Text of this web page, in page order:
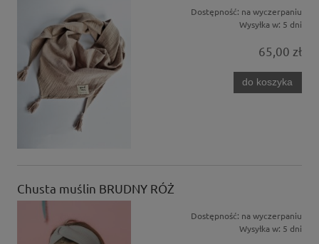
Dostępność: na wyczerpaniu
Wysyłka w: 5 dni
65,00 zł
do koszyka
Chusta muślin BRUDNY RÓŻ
Dostępność: na wyczerpaniu
Wysyłka w: 5 dni